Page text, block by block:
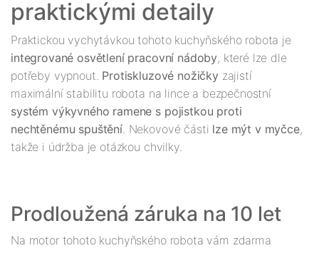
Praktickou vychytávkou tohoto kuchyňského robota je
integrované osvětlení pracovní nádoby, které lze dle
potřeby vypnout. Protiskluzové nožičky zajistí
maximální stabilitu robota na lince a bezpečnostní
systém výkyvného ramene s pojistkou proti
nechtěnému spuštění. Nekovové části lze mýt v myčce,
Na motor tohoto kuchyňského robota vám zdarma